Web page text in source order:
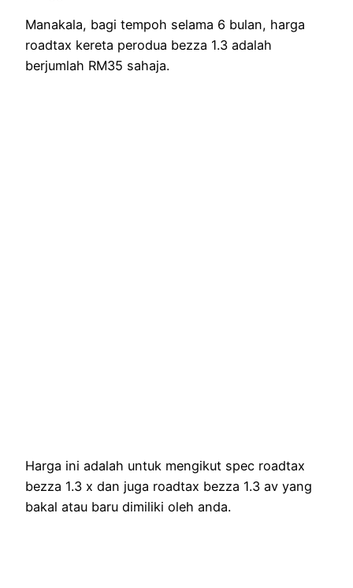
Manakala, bagi tempoh selama 6 bulan, harga
roadtax kereta perodua bezza 1.3 adalah
berjumlah RM35 sahaja.
Harga ini adalah untuk mengikut spec roadtax
bezza 1.3 x dan juga roadtax bezza 1.3 av yang
bakal atau baru dimiliki oleh anda.